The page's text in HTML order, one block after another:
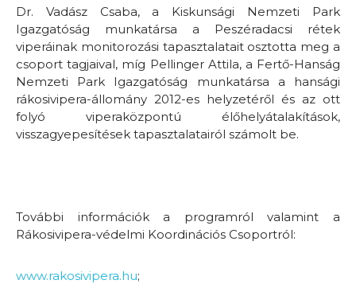
Dr. Vadász Csaba, a Kiskunsági Nemzeti Park
Igazgatóság munkatársa a Peszéradacsi rétek
viperáinak monitorozási tapasztalatait osztotta meg a
csoport tagjaival, míg Pellinger Attila, a Fertő-Hanság
Nemzeti Park Igazgatóság munkatársa a hansági
rákosivipera-állomány 2012-es helyzetéről és az ott
folyó viperaközpontú élőhelyátalakítások,
visszagyepesítések tapasztalatairól számolt be.
További információk a programról valamint a
Rákosivipera-védelmi Koordinációs Csoportról:
www.rakosivipera.hu;